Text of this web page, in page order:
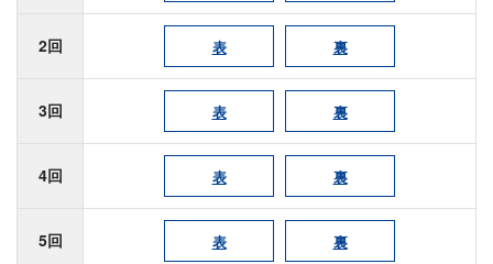
2回 表 裏
3回 表 裏
4回 表 裏
5回 表 裏